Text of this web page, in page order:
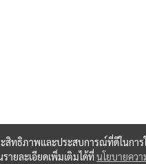
สิทธิภาพและประสบการณ์ที่ดีในการ
ายละเอียดเพิ่มเติมได้ที่นโยบายคว